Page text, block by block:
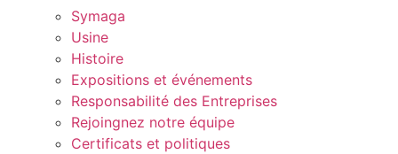
Symaga
Usine
Histoire
Expositions et événements
Responsabilité des Entreprises
Rejoingnez notre équipe
Certificats et politiques